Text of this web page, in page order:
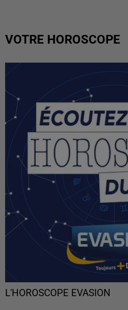
VOTRE HOROSCOPE
L'HOROSCOPE EVASION